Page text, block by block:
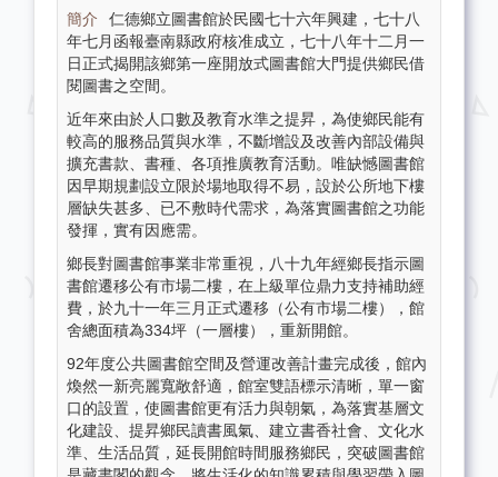
仁德鄉立圖書館於民國七十六年興建，七十八
年七月函報臺南縣政府核准成立，七十八年十二月一
日正式揭開該鄉第一座開放式圖書館大門提供鄉民借
閱圖書之空間。
近年來由於人口數及教育水準之提昇，為使鄉民能有
較高的服務品質與水準，不斷增設及改善內部設備與
擴充書款、書種、各項推廣教育活動。唯缺憾圖書館
因早期規劃設立限於場地取得不易，設於公所地下樓
層缺失甚多、已不敷時代需求，為落實圖書館之功能
發揮，實有因應需。
鄉長對圖書館事業非常重視，八十九年經鄉長指示圖
書館遷移公有市場二樓，在上級單位鼎力支持補助經
費，於九十一年三月正式遷移（公有市場二樓），館
舍總面積為334坪（一層樓），重新開館。
92年度公共圖書館空間及營運改善計畫完成後，館內
煥然一新亮麗寬敞舒適，館室雙語標示清晰，單一窗
口的設置，使圖書館更有活力與朝氣，為落實基層文
化建設、提昇鄉民讀書風氣、建立書香社會、文化水
準、生活品質，延長開館時間服務鄉民，突破圖書館